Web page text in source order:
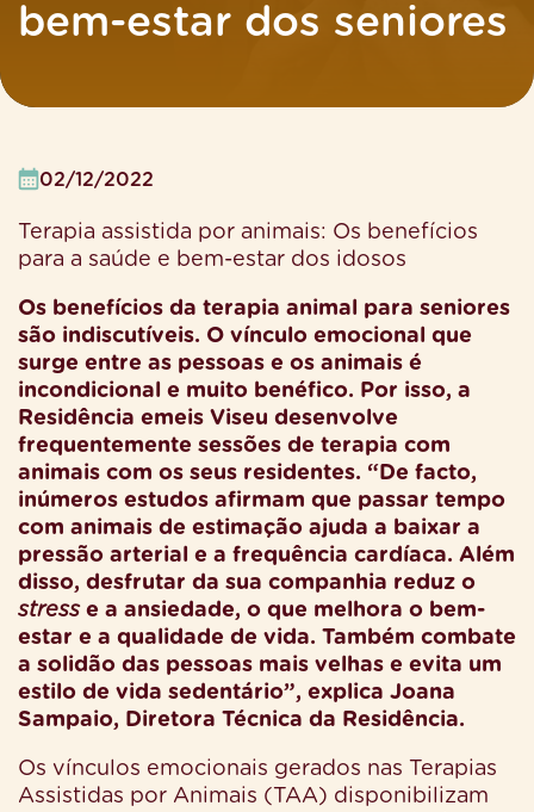
bem-estar dos seniores
02/12/2022
Terapia assistida por animais: Os benefícios
para a saúde e bem-estar dos idosos
Os benefícios da terapia animal para seniores
são indiscutíveis. O vínculo emocional que
surge entre as pessoas e os animais é
incondicional e muito benéfico. Por isso, a
Residência emeis Viseu desenvolve
frequentemente sessões de terapia com
animais com os seus residentes. “De facto,
inúmeros estudos afirmam que passar tempo
com animais de estimação ajuda a baixar a
pressão arterial e a frequência cardíaca. Além
disso, desfrutar da sua companhia reduz o
stresse a ansiedade, o que melhora o bem-
estar e a qualidade de vida. Também combate
a solidão das pessoas mais velhas e evita um
estilo de vida sedentário”, explica Joana
Sampaio, Diretora Técnica da Residência.
Os vínculos emocionais gerados nas Terapias
Assistidas por Animais (TAA) disponibilizam